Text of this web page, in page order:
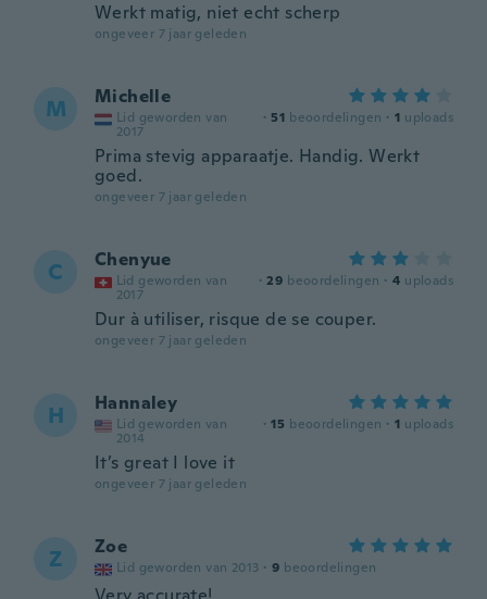
Werkt matig, niet echt scherp
ongeveer 7 jaar geleden
M Michelle
Lid geworden van
2017
· 51 beoordelingen · 1 uploads
Prima stevig apparaatje. Handig. Werkt
goed.
ongeveer 7 jaar geleden
C Chenyue
Lid geworden van
2017
· 29 beoordelingen · 4 uploads
Dur à utiliser, risque de se couper.
ongeveer 7 jaar geleden
H Hannaley
Lid geworden van
2014
· 15 beoordelingen · 1 uploads
It’s great I love it
ongeveer 7 jaar geleden
Z Zoe
Lid geworden van 2013 · 9 beoordelingen